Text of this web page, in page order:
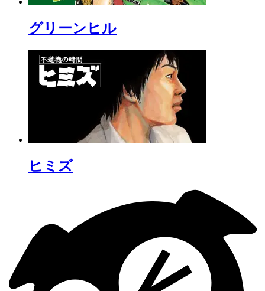
グリーンヒル
ヒミズ